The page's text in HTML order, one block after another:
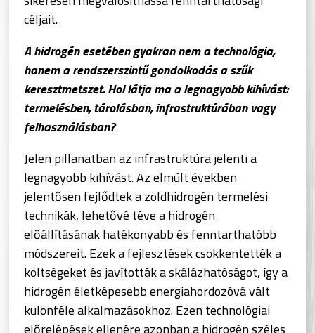
céljait.
A hidrogén esetében gyakran nem a technológia,
hanem a rendszerszintű gondolkodás a szűk
keresztmetszet. Hol látja ma a legnagyobb kihívást:
termelésben, tárolásban, infrastruktúrában vagy
felhasználásban?
Jelen pillanatban az infrastruktúra jelenti a
legnagyobb kihívást. Az elmúlt években
jelentősen fejlődtek a zöldhidrogén termelési
technikák, lehetővé téve a hidrogén
előállításának hatékonyabb és fenntarthatóbb
módszereit. Ezek a fejlesztések csökkentették a
költségeket és javították a skálázhatóságot, így a
hidrogén életképesebb energiahordozóvá vált
különféle alkalmazásokhoz. Ezen technológiai
előrelépések ellenére azonban a hidrogén széles